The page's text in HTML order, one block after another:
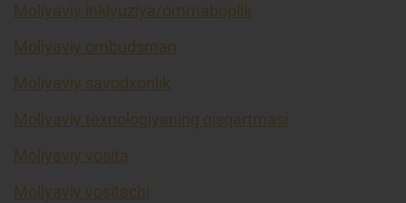
Moliyaviy inklyuziya/ommaboplik
Moliyaviy ombudsman
Moliyaviy savodxonlik
Moliyaviy texnologiyaning qisqartmasi
Moliyaviy vosita
Moliyaviy vositachi